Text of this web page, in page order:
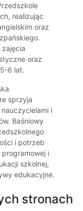
realizując
oraz
oraz
6 lat.
sprzyja
i
Baśniowy
i potrzeb
i
szkolnej,
edukacyjne.
stronach